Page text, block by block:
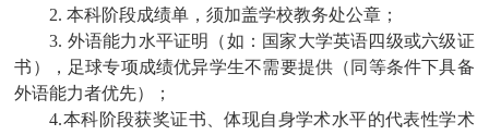
2. 本科阶段成绩单，须加盖学校教务处公章；
3. 外语能力水平证明（如：国家大学英语四级或六级证
书），足球专项成绩优异学生不需要提供（同等条件下具备
外语能力者优先）；
4.本科阶段获奖证书、体现自身学术水平的代表性学术